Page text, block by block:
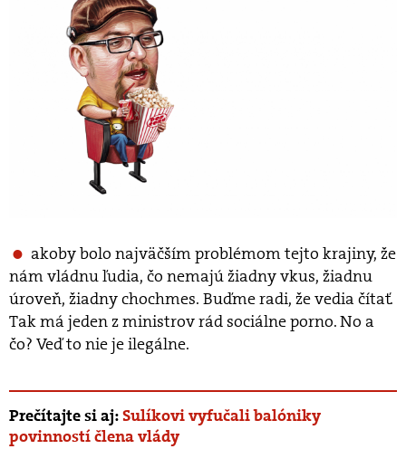
akoby bolo najväčším problémom tejto krajiny, že
nám vládnu ľudia, čo nemajú žiadny vkus, žiadnu
úroveň, žiadny chochmes. Buďme radi, že vedia čítať.
Tak má jeden z ministrov rád sociálne porno. No a
čo? Veď to nie je ilegálne.
Prečítajte si aj:Sulíkovi vyfučali balóniky
povinností člena vlády